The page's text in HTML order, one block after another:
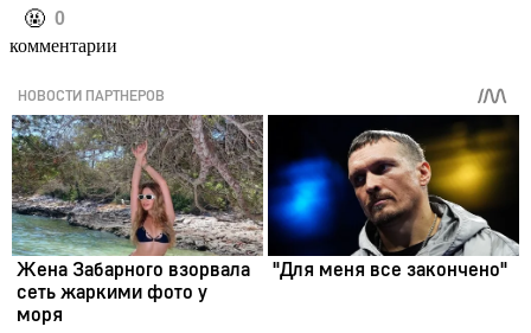
️🤬 0
комментарии